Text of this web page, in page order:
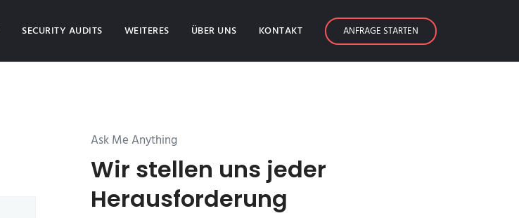
SECURITY AUDITS WEITERES ÜBER UNS KONTAKT ANFRAGE STARTEN
Ask Me Anything
Wir stellen uns jeder
Herausforderung